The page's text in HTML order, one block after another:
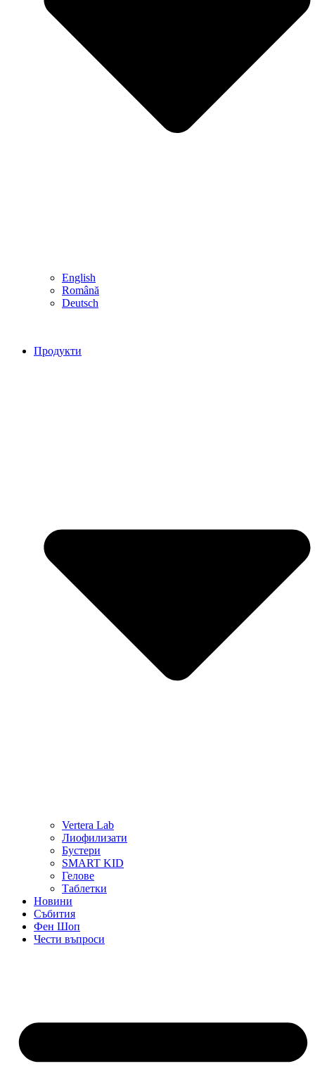
English
Română
Deutsch
Продукти
Vertera Lab
Лиофилизати
Бустери
SMART KID
Гелове
Таблетки
Новини
Събития
Фен Шоп
Чести въпроси